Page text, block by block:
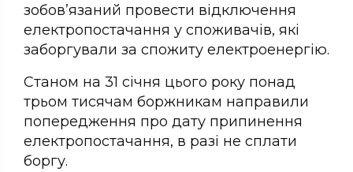
зобов’язаний провести відключення
електропостачання у споживачів, які
заборгували за спожиту електроенергію.
Станом на 31 січня цього року понад
трьом тисячам боржникам направили
попередження про дату припинення
електропостачання, в разі не сплати
боргу.